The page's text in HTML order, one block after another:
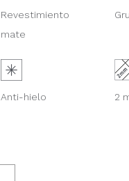
Revestimiento
mate
Anti-hielo 2